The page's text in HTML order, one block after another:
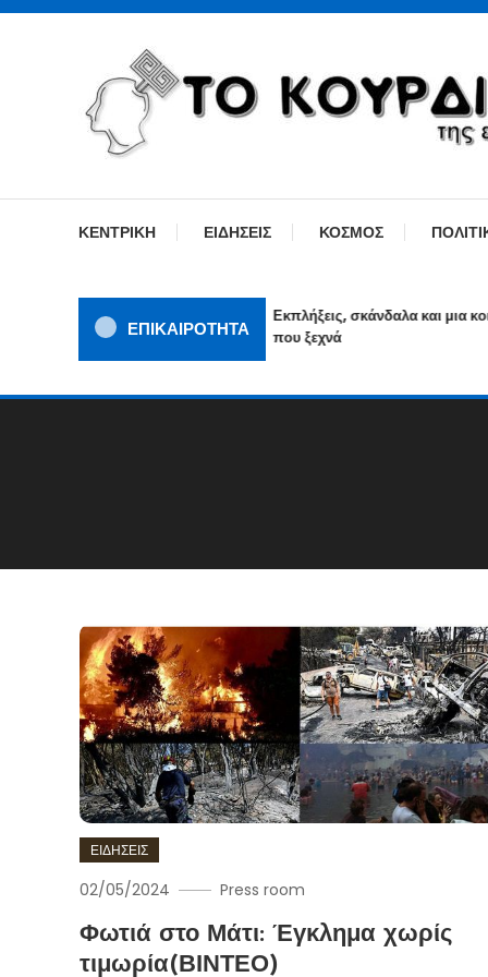
Skip
TOKOURDISTIRI.GR
ΚΕΝΤΡΙΚΗ ΕΙΔΗΣΕΙΣ ΚΟΣΜΟΣ
ΕΠΙΚΑΙΡΟΤΗΤΑ
Εκπλήξεις, σκάνδαλα και μια
που ξεχνά
ΕΙΔΗΣΕΙΣ
02/05/2024 Press room
Φωτιά στο Μάτι: Έγκλημα χωρίς
τιμωρία(ΒΙΝΤΕΟ)